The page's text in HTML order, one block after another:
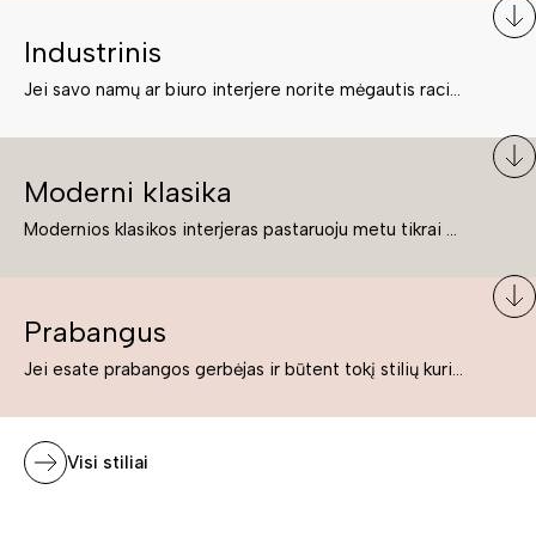
Industrinis
Jei savo namų ar biuro interjere norite mėgautis racionaliai išnaudotomis erdvėmis, funkcionalumu ir esate neabejingi tamsesniam koloritui bei praktiškiems sprendimams, tuomet industrinis stilius bus būtent tai, ko Jums reikia. O industrinio stiliaus baldus išsirinksite mūsų asortimente.
Moderni klasika
Modernios klasikos interjeras pastaruoju metu tikrai yra „ant bangos“. Tie, kurie nenori pernelyg nutolti nuo klasikos, bet drauge žavisi šiuolaikiškais sprendimais, su malonumu savo namuose kuria klasikos ir modernaus interjero tandemą – elegantišką, subtilų ir žavingą.
Prabangus
Jei esate prabangos gerbėjas ir būtent tokį stilių kuriate savo namuose ar biure, tuomet solidūs, prabangūs baldai nepriekaištingai įsilies į Jūsų kuriamą interjerą.
Visi stiliai